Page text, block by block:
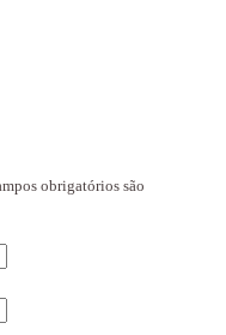
obrigatórios são